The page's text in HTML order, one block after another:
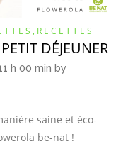
, RECETTES
DÉJEUNER
h 00 min by
saine et éco-
be-nat !